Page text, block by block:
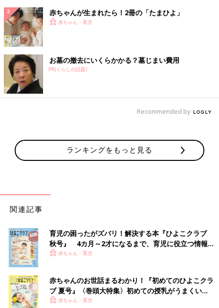
赤ちゃんが生まれたら！2冊の「たまひよ」
赤ちゃん・育児
お墓の撤去にいくらかかる？墓じまい費用
PR(くらしの話題)
Recommended by
ランキングをもっと見る
関連記事
育児の困ったがズバリ！解決する本『ひよこクラブ
秋号』 4カ月～2才になるまで、育児に役立つ情報が
いっぱい！
赤ちゃん・育児
赤ちゃんのお世話まるわかり！『初めてのひよこクラ
ブ 夏号』〈巻頭大特集〉初めての授乳がうまくい
く！ おっぱい・ミルクの基本と夏のトラブル 解決テ
赤ちゃん・育児